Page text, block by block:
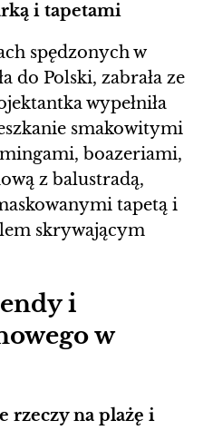
i tapetami
spędzonych w
do Polski, zabrała ze
wypełniła
smakowitymi
boazeriami,
z balustradą,
tapetą i
skrywającym
i
w
rzeczy na plażę i